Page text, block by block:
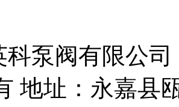
泵阀有限公司
地址：永嘉县